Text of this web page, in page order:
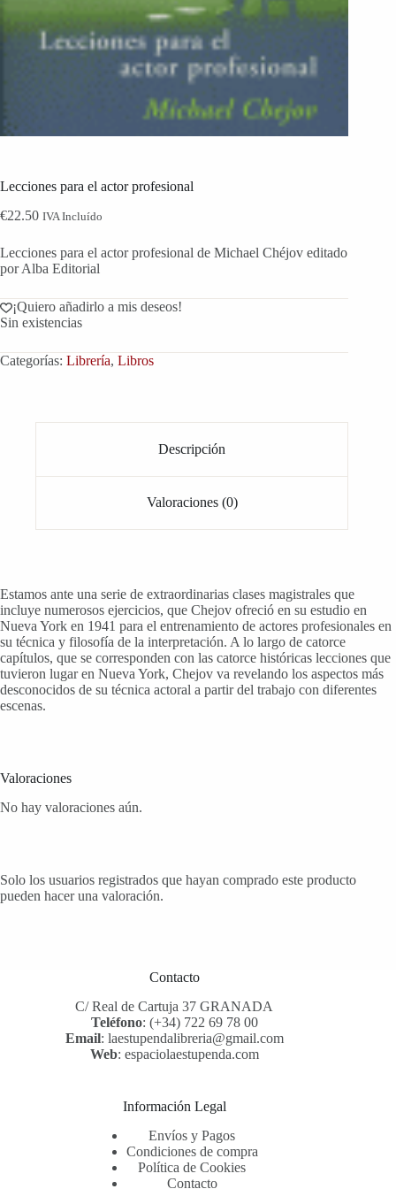
Lecciones para el actor profesional
€22.50 IVA Incluído
Lecciones para el actor profesional de Michael Chéjov editado
por Alba Editorial
¡Quiero añadirlo a mis deseos!
Sin existencias
Categorías: Librería, Libros
Descripción
Valoraciones (0)
Estamos ante una serie de extraordinarias clases magistrales que
incluye numerosos ejercicios, que Chejov ofreció en su estudio en
Nueva York en 1941 para el entrenamiento de actores profesionales en
su técnica y filosofía de la interpretación. A lo largo de catorce
capítulos, que se corresponden con las catorce históricas lecciones que
tuvieron lugar en Nueva York, Chejov va revelando los aspectos más
desconocidos de su técnica actoral a partir del trabajo con diferentes
escenas.
Valoraciones
No hay valoraciones aún.
Solo los usuarios registrados que hayan comprado este producto
pueden hacer una valoración.
Contacto
C/ Real de Cartuja 37 GRANADA
Teléfono: (+34) 722 69 78 00
Email: laestupendalibreria@gmail.com
Web: espaciolaestupenda.com
Información Legal
Envíos y Pagos
Condiciones de compra
Política de Cookies
Contacto